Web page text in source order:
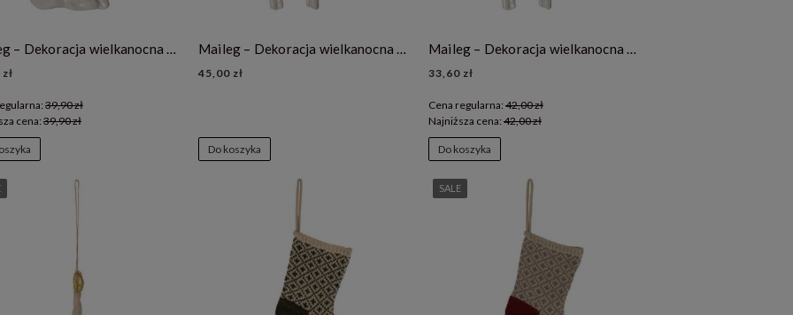
Maileg – Dekoracja wielkanocna baranek- lamb off white
39,90 zł
cena: 39,90 zł
Maileg – Dekoracja wielkanocna baranek- lamb green
45,00 zł
Do koszyka
Maileg – Dekoracja wielkanocna baranek- lamb yellow
33,60 zł
Cena regularna: 42,00 zł
Najniższa cena: 42,00 zł
Do koszyka
SALE